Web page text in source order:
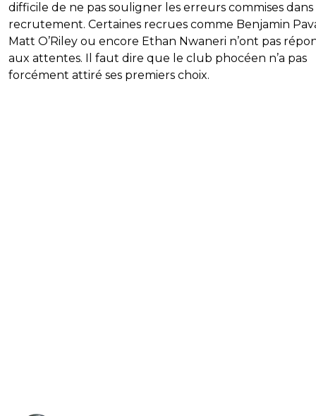
difficile de ne pas souligner les erreurs commises dans
recrutement. Certaines recrues comme Benjamin
Matt O’Riley ou encore Ethan Nwaneri n’ont pas
aux attentes. Il faut dire que le club phocéen n’a pas
forcément attiré ses premiers choix.